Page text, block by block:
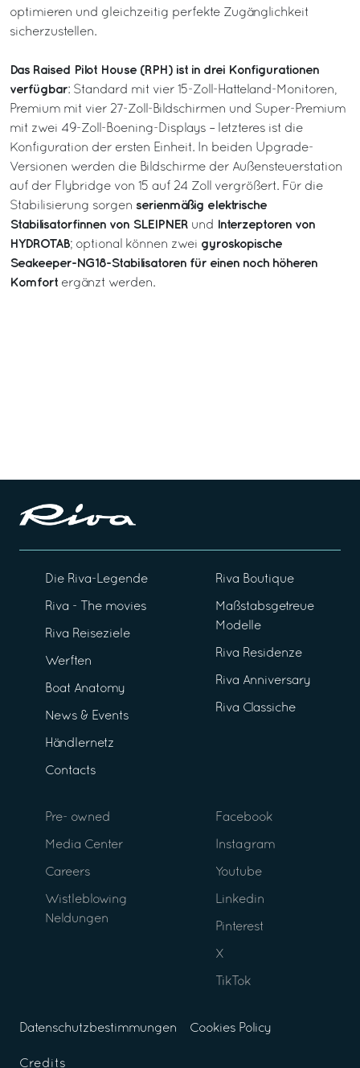
optimieren und gleichzeitig perfekte Zugänglichkeit
sicherzustellen.
Das Raised Pilot House (RPH) ist in drei Konfigurationen
verfügbar: Standard mit vier 15-Zoll-Hatteland-Monitoren,
Premium mit vier 27-Zoll-Bildschirmen und Super-Premium
mit zwei 49-Zoll-Boening-Displays – letzteres ist die
Konfiguration der ersten Einheit. In beiden Upgrade-
Versionen werden die Bildschirme der Außensteuerstation
auf der Flybridge von 15 auf 24 Zoll vergrößert. Für die
Stabilisierung sorgen serienmäßig elektrische
Stabilisatorfinnen von SLEIPNER und Interzeptoren von
HYDROTAB; optional können zwei gyroskopische
Seakeeper-NG18-Stabilisatoren für einen noch höheren
Komfort ergänzt werden.
Die Riva-Legende
Riva - The movies
Riva Reiseziele
Werften
Boat Anatomy
News & Events
Händlernetz
Contacts
Riva Boutique
Maßstabsgetreue
Modelle
Riva Residenze
Riva Anniversary
Riva Classiche
Pre- owned
Media Center
Careers
Wistleblowing
Neldungen
Facebook
Instagram
Youtube
Linkedin
Pinterest
X
TikTok
Datenschutzbestimmungen Cookies Policy
Credits